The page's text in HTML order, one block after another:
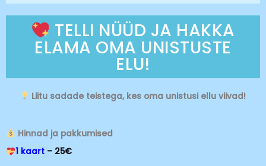
TELLI NÜÜD JA HAKKA
ELAMA OMA UNISTUSTE
ELU!
Liitu sadade teistega, kes oma unistusi ellu viivad!
Hinnad ja pakkumised
1 kaart– 25€